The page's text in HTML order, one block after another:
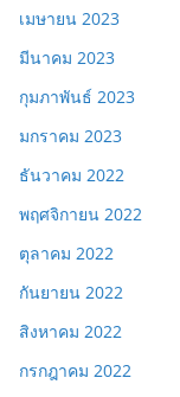
เมษายน 2023
มีนาคม 2023
กุมภาพันธ์ 2023
มกราคม 2023
ธันวาคม 2022
พฤศจิกายน 2022
ตุลาคม 2022
กันยายน 2022
สิงหาคม 2022
กรกฎาคม 2022